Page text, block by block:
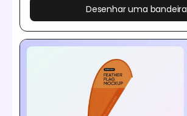
Desenhar uma bandeira